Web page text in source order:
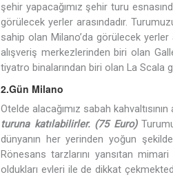
şehir yapacağımız şehir turu
görülecek yerler arasındadır.
sahip olan Milano’da görülecek
alışveriş merkezlerinden biri olan
tiyatro binalarından biri olan La Scala
2.Gün Milano
Otelde alacağımız sabah kahvaltısının
turuna katılabilirler. (75 Euro)
dünyanın her yerinden yoğun
Rönesans tarzlarını yansıtan
oldukları evleri ile de dikkat